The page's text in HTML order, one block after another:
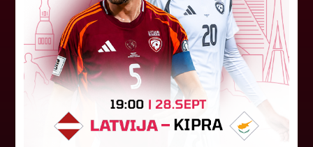
FK "Auda" pie eirokausu galda
turpina baudīt desertus
Otrdien Latvijas klubs FK "Auda" aizvadīja UEFA
Konferences līgas kvalifikācijas trešās kārtas
pirmo spēli, savu skatītāju priekšā "Skonto"
stadionā Rīgā ar 1:0 uzveica...
04. augusts 2026.